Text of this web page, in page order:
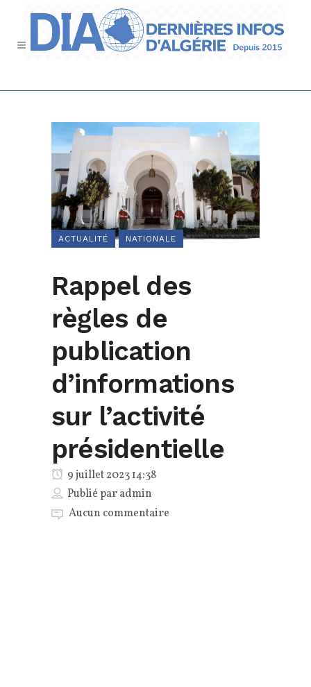
ACTUALITÉ NATIONALE
Rappel des
règles de
publication
d’informations
sur l’activité
présidentielle
9 juillet 2023 14:38
Publié paradmin
Aucun commentaire